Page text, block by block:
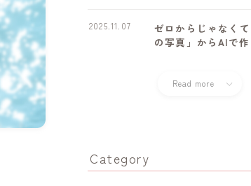
ゼロからじゃなく
の写真」からAIで
2025.11.07
Read more
Category